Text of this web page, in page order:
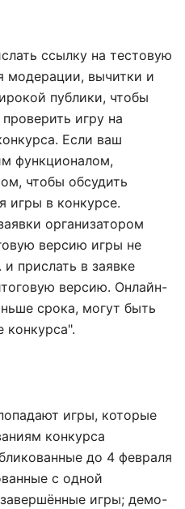
ссылку на тестовую
модерации, вычитки и
публики, чтобы
игру на
Если ваш
функционалом,
чтобы обсудить
игры в конкурсе.
организатором
версию игры не
прислать в заявке
версию. Онлайн-
срока, могут быть
конкурса".
игры, которые
конкурса
до 4 февраля
с одной
игры; демо-